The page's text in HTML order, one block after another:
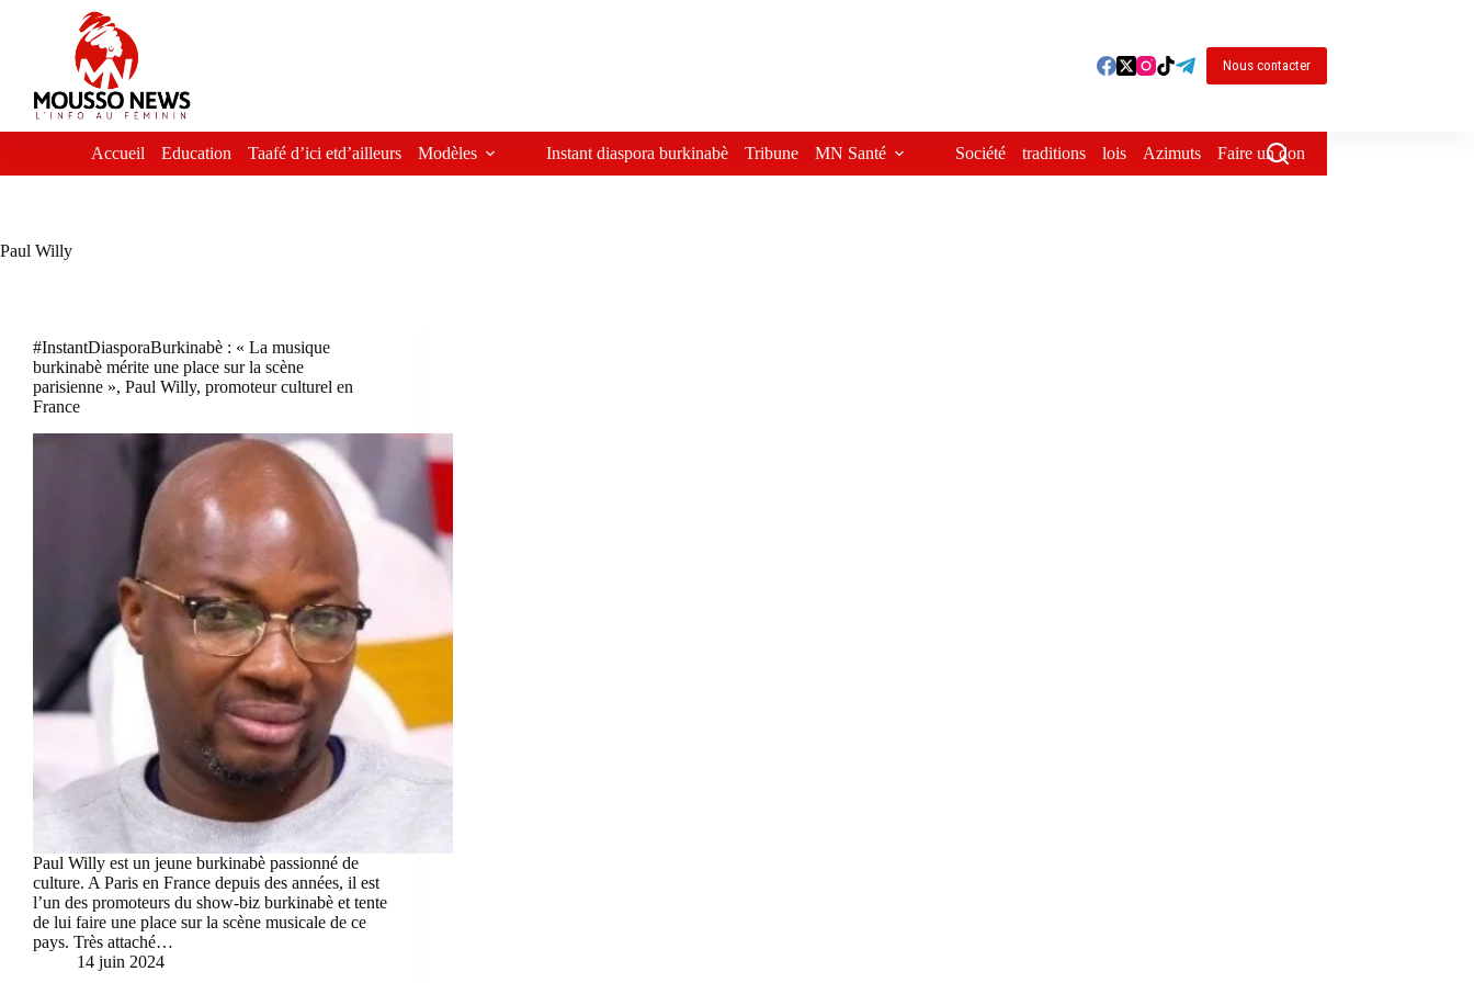
Nous contacter
Accueil Education Taafé d’ici etd’ailleurs Modèles Instant diaspora burkinabè Tribune MN Santé Société traditions lois Azimuts Faire un don
Paul Willy
#InstantDiasporaBurkinabè : « La musique
burkinabè mérite une place sur la scène
parisienne », Paul Willy, promoteur culturel en
France
Paul Willy est un jeune burkinabè passionné de
culture. A Paris en France depuis des années, il est
l’un des promoteurs du show-biz burkinabè et tente
de lui faire une place sur la scène musicale de ce
pays. Très attaché…
14 juin 2024